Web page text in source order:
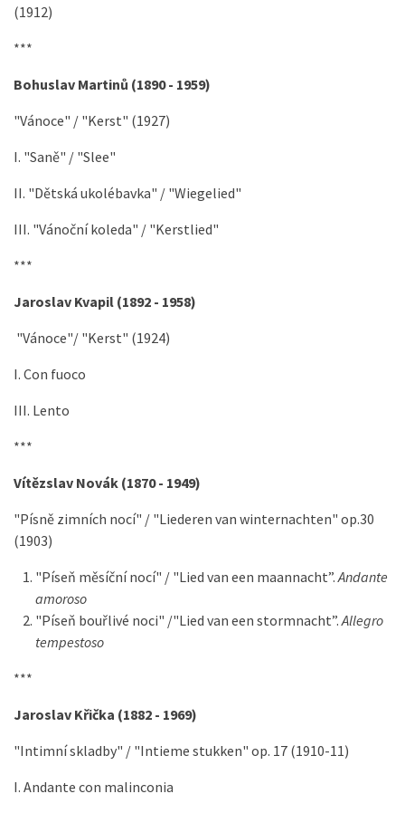
(1912)
***
Bohuslav Martinů (1890 - 1959)
"Vánoce" / "Kerst" (1927)
I. "Saně" / "Slee"
II. "Dětská ukolébavka" / "Wiegelied"
III. "Vánoční koleda" / "Kerstlied"
***
Jaroslav Kvapil (1892 - 1958)
"Vánoce"/ "Kerst" (1924)
I. Con fuoco
III. Lento
***
Vítězslav Novák (1870 - 1949)
"Písně zimních nocí" / "Liederen van winternachten" op.30
(1903)
"Píseň měsíční nocí" / "Lied van een maannacht”.Andante
amoroso
"Píseň bouřlivé noci" /"Lied van een stormnacht”.Allegro
tempestoso
***
Jaroslav Křička (1882 - 1969)
"Intimní skladby" / "Intieme stukken" op. 17 (1910-11)
I. Andante con malinconia